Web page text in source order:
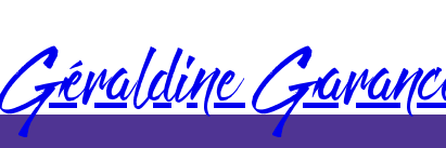
Géraldine